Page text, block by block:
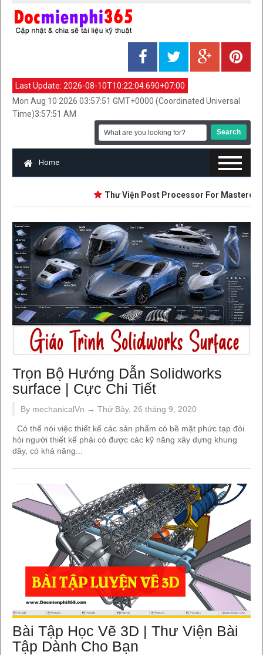
Last Update: 2026-08-10T10:22:04.690+07:00
Mon Aug 10 2026 03:57:51 GMT+0000 (Coordinated Universal
Time)3:57:51 AM
Home
Thư Viện Post Processor For Mastercam
Trọn Bộ Hướng Dẫn Solidworks
surface | Cực Chi Tiết
By mechanicalVn → Thứ Bảy, 26 tháng 9, 2020
Có thể nói việc thiết kế các sản phẩm có bề mặt phức tạp đòi
hỏi người thiết kế phải có được các kỹ năng xây dựng khung
dây, có khả năng...
Bài Tập Học Vẽ 3D | Thư Viện Bài
Tập Dành Cho Bạn